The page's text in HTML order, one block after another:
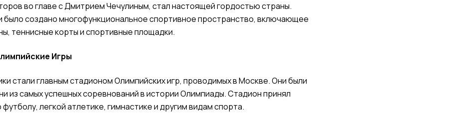
во главе с Дмитрием Чечулиным, стал настоящей гордостью страны.
было создано многофункциональное спортивное пространство, включающее
теннисные корты и спортивные площадки.
Игры
стали главным стадионом Олимпийских игр, проводимых в Москве. Они были
из самых успешных соревнований в истории Олимпиады. Стадион принял
легкой атлетике, гимнастике и другим видам спорта.